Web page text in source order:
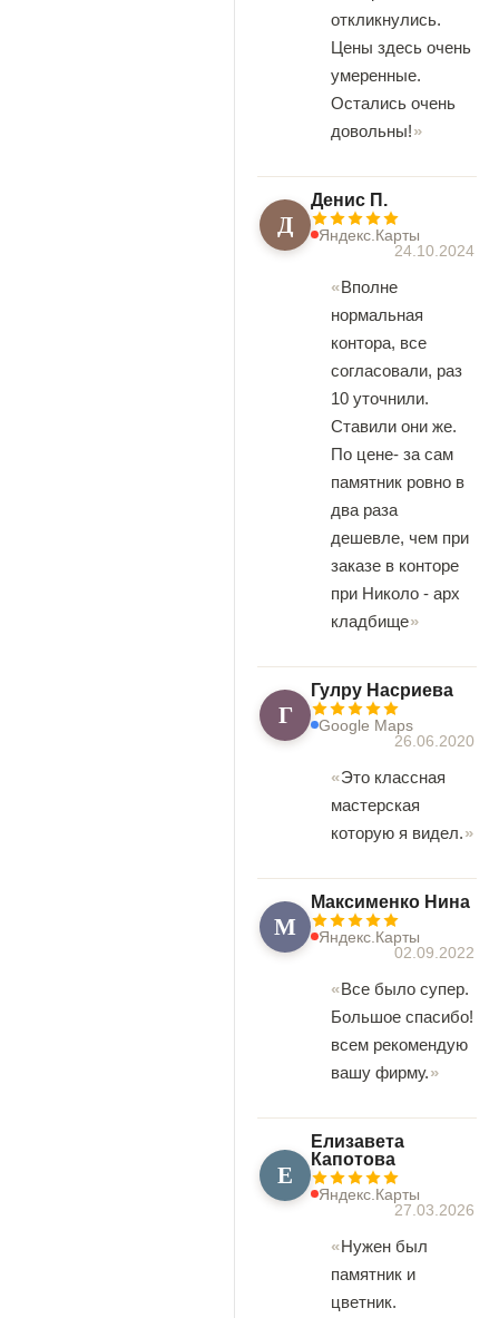
откликнулись.
Цены здесь очень
умеренные.
Остались очень
довольны!
Д
Денис П.
Яндекс.Карты
24.10.2024
Вполне
нормальная
контора, все
согласовали, раз
10 уточнили.
Ставили они же.
По цене- за сам
памятник ровно в
два раза
дешевле, чем при
заказе в конторе
при Николо - арх
кладбище
Г
Гулру Насриева
Google Maps
26.06.2020
Это классная
мастерская
которую я видел.
М
Максименко Нина
Яндекс.Карты
02.09.2022
Все было супер.
Большое спасибо!
всем рекомендую
вашу фирму.
Е
Елизавета
Капотова
Яндекс.Карты
27.03.2026
Нужен был
памятник и
цветник.